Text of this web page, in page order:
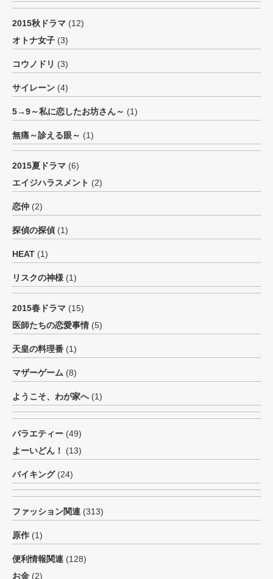
2015秋ドラマ (12)
オトナ女子 (3)
コウノドリ (3)
サイレーン (4)
5→9～私に恋したお坊さん～ (1)
無痛～診える眼～ (1)
2015夏ドラマ (6)
エイジハラスメント (2)
恋仲 (2)
探偵の探偵 (1)
HEAT (1)
リスクの神様 (1)
2015春ドラマ (15)
医師たちの恋愛事情 (5)
天皇の料理番 (1)
マザーゲーム (8)
ようこそ、わが家へ (1)
バラエティー (49)
よーいどん！
(13)
バイキング(24)
ファッション関連 (313)
原作 (1)
便利情報関連 (128)
お金 (2)